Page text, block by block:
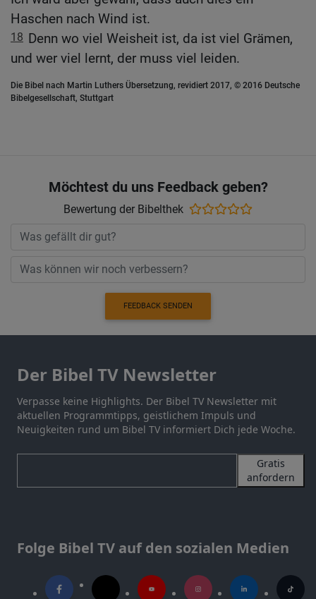
Haschen nach Wind ist.
18 Denn wo viel Weisheit ist, da ist viel Grämen,
und wer viel lernt, der muss viel leiden.
Die Bibel nach Martin Luthers Übersetzung, revidiert 2017, © 2016 Deutsche
Bibelgesellschaft, Stuttgart
Möchtest du uns Feedback geben?
Bewertung der Bibelthek
FEEDBACK SENDEN
Der Bibel TV Newsletter
Verpasse keine Highlights. Der Bibel TV Newsletter mit
aktuellen Programmtipps, geistlichem Impuls und
Neuigkeiten rund um Bibel TV informiert Dich jede Woche.
Gratis
anfordern
Folge Bibel TV auf den sozialen Medien